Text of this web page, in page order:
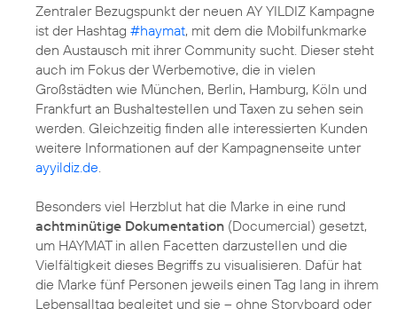
Zentraler Bezugspunkt der neuen AY YILDIZ Kampagne
ist der Hashtag #haymat, mit dem die Mobilfunkmarke
den Austausch mit ihrer Community sucht. Dieser steht
auch im Fokus der Werbemotive, die in vielen
Großstädten wie München, Berlin, Hamburg, Köln und
Frankfurt an Bushaltestellen und Taxen zu sehen sein
werden. Gleichzeitig finden alle interessierten Kunden
weitere Informationen auf der Kampagnenseite unter
ayyildiz.de
Besonders viel Herzblut hat die Marke in eine rund
achtminütige Dokumentation (Documercial) gesetzt,
um HAYMAT in allen Facetten darzustellen und die
Vielfältigkeit dieses Begriffs zu visualisieren. Dafür hat
die Marke fünf Personen jeweils einen Tag lang in ihrem
Lebensalltag begleitet und sie – ohne Storyboard oder